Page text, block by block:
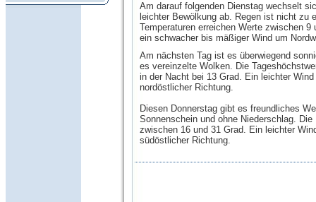
Am darauf folgenden Dienstag wechselt
leichter Bewölkung ab. Regen ist nicht zu
Temperaturen erreichen Werte zwischen 9
ein schwacher bis mäßiger Wind um
Am nächsten Tag ist es überwiegend
es vereinzelte Wolken. Die
in der Nacht bei 13 Grad. Ein leichter
nordöstlicher Richtung.
Diesen Donnerstag gibt es freundliches
Sonnenschein und ohne Niederschlag. Die
zwischen 16 und 31 Grad. Ein leichter
südöstlicher Richtung.